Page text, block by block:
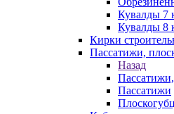
Кувалды 7
Кувалды 8
Кирки
Пассатижи,
Назад
Пассатижи